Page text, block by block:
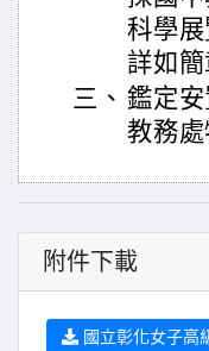
科學
詳如簡
三、 鑑定
教務
附件下載
國立彰化女子高